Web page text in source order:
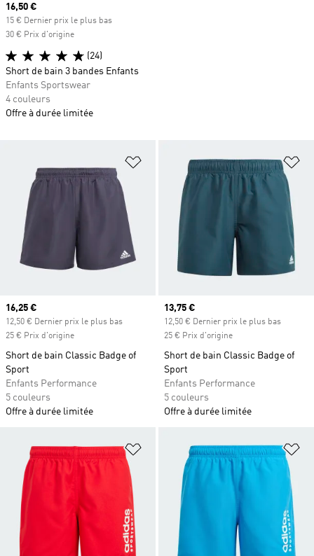
Ajouter à la Liste de produits
Prix actuel
16,25 €
12,50 € Dernier prix le plus bas
25 € Prix d'origine
Short de bain Classic Badge of
Sport
Enfants Performance
5 couleurs
Offre à durée limitée
Prix actuel
13,75 €
12,50 € Dernier prix le plus bas
25 € Prix d'origine
Short de bain Classic Badge of
Sport
Enfants Performance
5 couleurs
Offre à durée limitée
Ajouter à la Liste de produits
Prix actuel
16,50 €
15 € Dernier prix le plus bas
30 € Prix d'origine
(24)
Short de bain 3 bandes Enfants
Enfants Sportswear
4 couleurs
Offre à durée limitée